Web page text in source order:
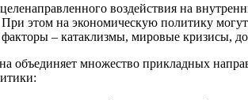
воздействия на
При этом на экономическую политику
– катаклизмы, мировые кризисы,
объединяет множество прикладных